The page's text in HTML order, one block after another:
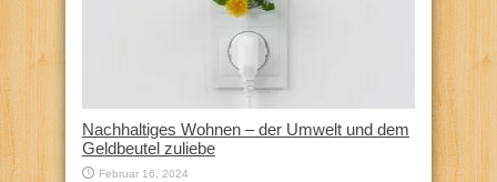
Nachhaltiges Wohnen – der Umwelt und dem
Geldbeutel zuliebe
Februar 16, 2024